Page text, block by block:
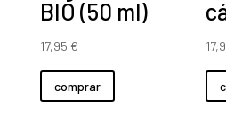
BIO (50 ml)
17,95 €
comprar